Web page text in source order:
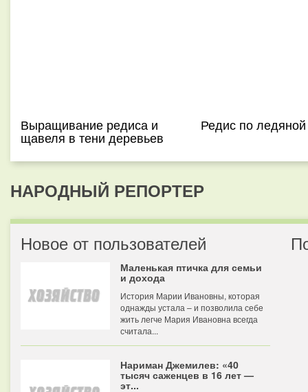
Выращивание редиса и
щавеля в тени деревьев
Редис по ледяной
НАРОДНЫЙ РЕПОРТЕР
Новое от пользователей
Маленькая птичка для семьи
и дохода
История Марии Ивановны, которая
однажды устала – и позволила себе
жить легче Мария Ивановна всегда
считала...
Нариман Джемилев: «40
тысяч саженцев в 16 лет —
эт...